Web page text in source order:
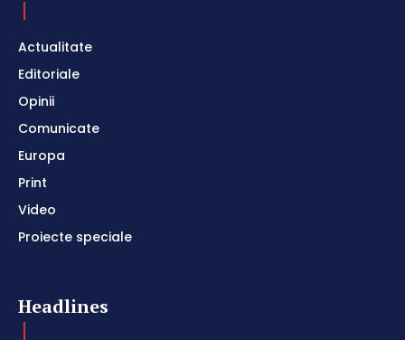
Actualitate
Editoriale
Opinii
Comunicate
Europa
Print
Video
Proiecte speciale
Headlines